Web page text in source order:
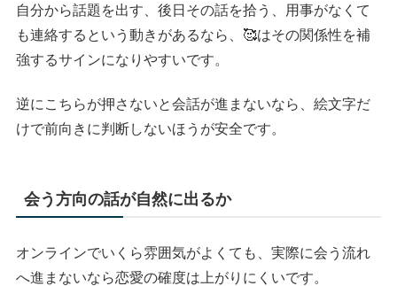
自分から話題を出す、後日その話を拾う、用事がなくて
も連絡するという動きがあるなら、🥰はその関係性を補
強するサインになりやすいです。
逆にこちらが押さないと会話が進まないなら、絵文字だ
けで前向きに判断しないほうが安全です。
会う方向の話が自然に出るか
オンラインでいくら雰囲気がよくても、実際に会う流れ
へ進まないなら恋愛の確度は上がりにくいです。